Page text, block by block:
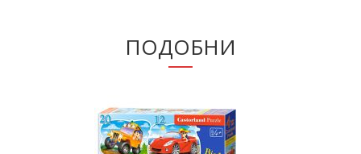
ПОДОБНИ